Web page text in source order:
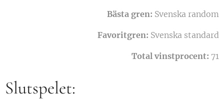
Bästa gren: Svenska random
Favoritgren: Svenska standard
Total vinstprocent: 71
Slutspelet: